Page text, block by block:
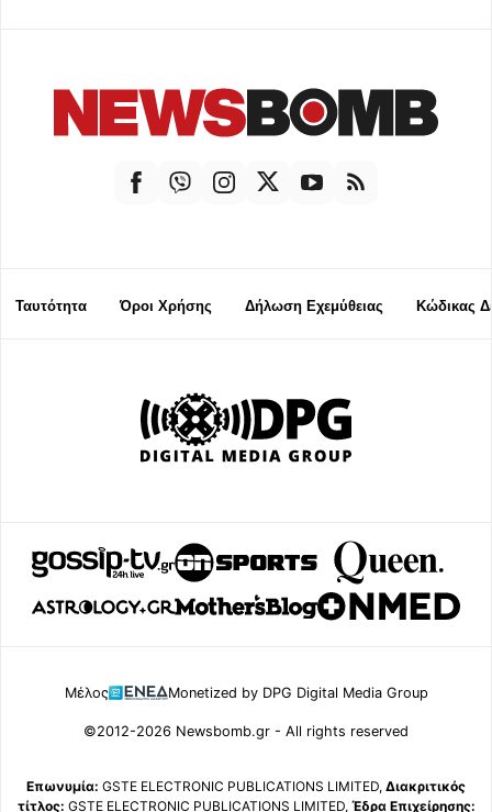
Ταυτότητα Όροι Χρήσης Δήλωση Εχεμύθειας Κώδικας
Μέλος Monetized by DPG Digital Media Group
©2012-2026 Newsbomb.gr - All rights reserved
Επωνυμία: GSTE ELECTRONIC PUBLICATIONS LIMITED, Διακριτικός
τίτλος: GSTE ELECTRONIC PUBLICATIONS LIMITED, Έδρα Επιχείρησης: